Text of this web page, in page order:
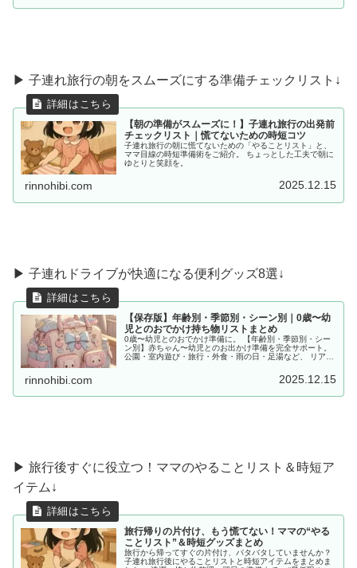
▶ 子連れ旅行の朝をスムーズにする準備チェックリスト↓
【朝の準備がスムーズに！】子連れ旅行の出発前
チェックリスト｜慌てないための時短コツ
子連れ旅行の朝に慌てないための「やることリスト」と、
ママ目線の時短準備術をご紹介。 ちょっとした工夫で朝に
ゆとりと笑顔を。
rinnohibi.com 2025.12.15
▶︎ 子連れドライブが快適になる便利グッズ8選↓
【保存版】年齢別・季節別・シーン別｜0歳〜幼
児とのおでかけ持ち物リストまとめ
0歳〜幼児とのおでかけ準備に。 【年齢別・季節別・シー
ン別】赤ちゃん〜幼児とのお出かけ準備を完全サポート。
公園・室内遊び・旅行・外食・雨の日・足湯など、 リアル
rinnohibi.com 2025.12.15
▶ 旅行後すぐに役立つ！ママのやることリスト＆時短ア
イテム↓
旅行帰りの片付け、もう慌てない！ママの“やる
ことリスト”＆時短グッズまとめ
旅行から帰ってすぐの片付け、バタバタしていませんか？
子連れ旅行後にやることリストと時短アイテムをまとめま